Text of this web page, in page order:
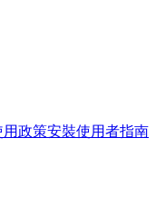
用政策安裝使用者指南